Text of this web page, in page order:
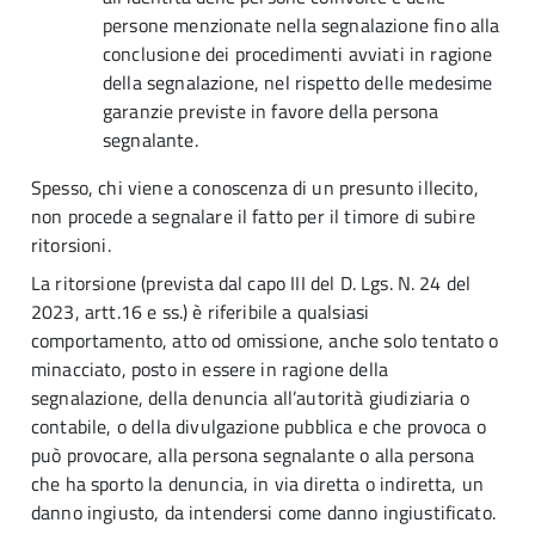
persone menzionate nella segnalazione fino alla
conclusione dei procedimenti avviati in ragione
della segnalazione, nel rispetto delle medesime
garanzie previste in favore della persona
segnalante.
Spesso, chi viene a conoscenza di un presunto illecito,
non procede a segnalare il fatto per il timore di subire
ritorsioni.
La ritorsione (prevista dal capo III del D. Lgs. N. 24 del
2023, artt.16 e ss.) è riferibile a qualsiasi
comportamento, atto od omissione, anche solo tentato o
minacciato, posto in essere in ragione della
segnalazione, della denuncia all’autorità giudiziaria o
contabile, o della divulgazione pubblica e che provoca o
può provocare, alla persona segnalante o alla persona
che ha sporto la denuncia, in via diretta o indiretta, un
danno ingiusto, da intendersi come danno ingiustificato.